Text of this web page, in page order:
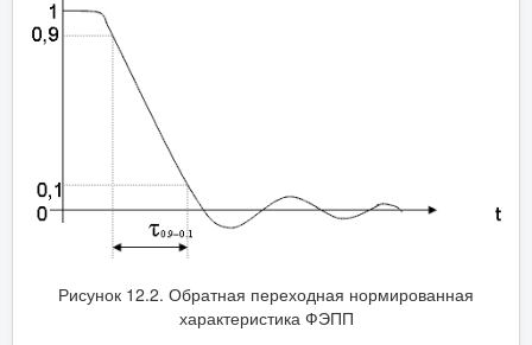
Рисунок 12.2. Обратная переходная нормированная
характеристика ФЭПП